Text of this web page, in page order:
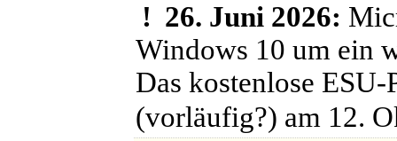
! 26. Juni 2026:
Windows 10 um ein
Das kostenlose
(vorläufig?) am 12.